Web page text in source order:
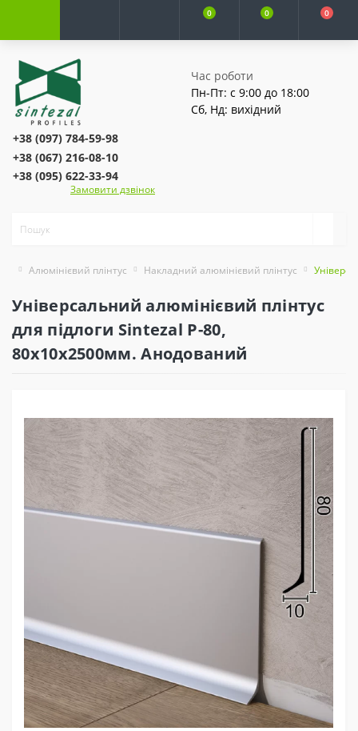
0 0 0
Час роботи
Пн-Пт: с 9:00 до 18:00
Сб, Нд: вихідний
+38 (097) 784-59-98
+38 (067) 216-08-10
+38 (095) 622-33-94
Замовити дзвінок
Алюмінієвий плінтус Накладний алюмінієвий плінтус
Універсальний алюмінієвий плінтус
для підлоги Sintezal P-80,
80х10х2500мм. Анодований